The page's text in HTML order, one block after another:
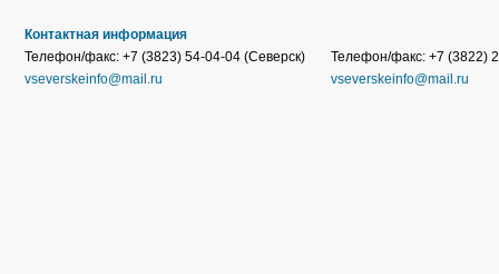
Контактная информация
Телефон/факс: +7 (3823) 54-04-04 (Северск)
vseverskeinfo@mail.ru
Телефон/факс: +7 (3822)
vseverskeinfo@mail.ru